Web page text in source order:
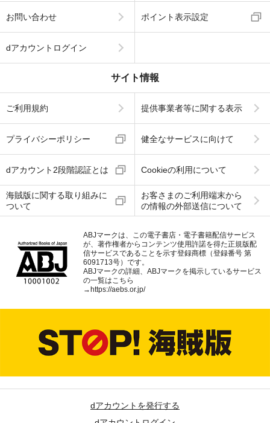
お問い合わせ ポイント表示設定
dアカウントログイン
サイト情報
ご利用規約 提供事業者等に関する表示
プライバシーポリシー 健全なサービスに向けて
dアカウント2段階認証とは Cookieの利用について
海賊版に関する取り組みに
ついて
お客さまのご利用端末から
の情報の外部送信について
ABJマークは、この電子書店・電子書籍配信サービス
が、著作権者からコンテンツ使用許諾を得た正規版配
信サービスであることを示す登録商標（登録番号 第
6091713号）です。
ABJマークの詳細、ABJマークを掲示しているサービス
の一覧はこちら
→ https://aebs.or.jp/
dアカウントを発行する